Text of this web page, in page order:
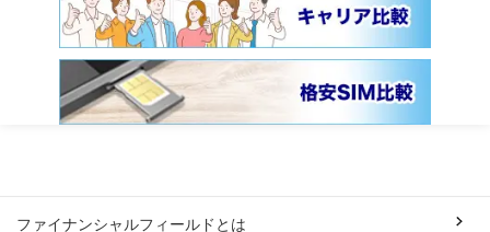
ファイナンシャルフィールドとは